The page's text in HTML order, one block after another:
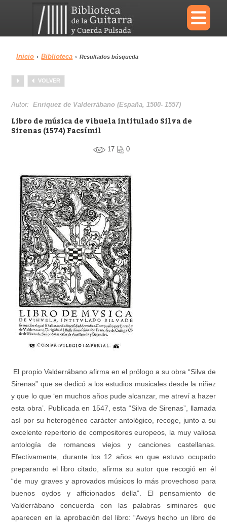
×
Menu
Biblioteca Diccionario
Inicio › Biblioteca › Resultados búsqueda
VOLVER
Autor:Enriquez de Valderrábano (España, 1500- 1557)
Libro de música de vihuela intitulado Silva de
Sirenas (1574) Facsímil
17 0
El propio Valderrábano afirma en el prólogo a su obra “Silva de
Sirenas” que se dedicó a los estudios musicales desde la niñez
y que lo que ‘en muchos años pude alcanzar, me atreví a hazer
esta obra’. Publicada en 1547, esta “Silva de Sirenas”, llamada
así por su heterogéneo carácter antológico, recoge, junto a su
excelente repertorio de compositores europeos, la muy valiosa
antología de romances viejos y canciones castellanas.
Efectivamente, durante los 12 años en que estuvo ocupado
preparando el libro citado, afirma su autor que recogió en él
“de muy graves y aprovados músicos lo más provechoso para
buenos oydos y afficionados della”. El pensamiento de
Valderrábano concuerda con las palabras siminares que
aparecen en la aprobación del libro: “Aveys hecho un libro de